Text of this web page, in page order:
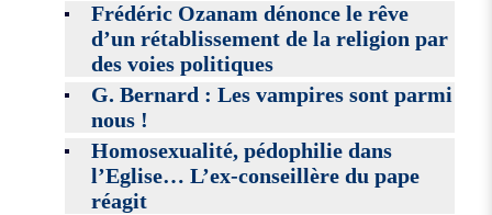
Frédéric Ozanam dénonce le rêve
d’un rétablissement de la religion par
des voies politiques
G. Bernard : Les vampires sont parmi
nous !
Homosexualité, pédophilie dans
l’Eglise… L’ex-conseillère du pape
réagit